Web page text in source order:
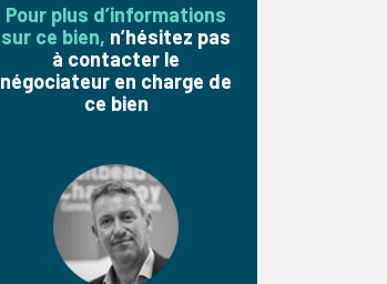
Pour plus d’informations
sur ce bien, n’hésitez pas
à contacter le
négociateur en charge de
ce bien